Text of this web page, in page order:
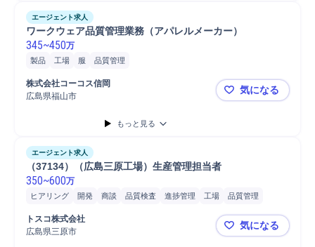
エージェント求人
ワークウェア品質管理業務（アパレルメーカー）
345~450万
製品 工場 服 品質管理
株式会社コーコス信岡
広島県福山市
ワークウェ
気になる
もっと見る
エージェント求人
（37134）（広島三原工場）生産管理担当者
350~600万
ヒアリング 開発 商談 品質検査 進捗管理 工場
品質管理
生産管理
生産計画
トスコ株式会社
広島県三原市
（37134）
気になる